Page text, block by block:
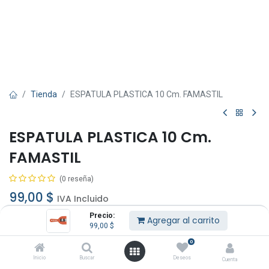
Precio:
99,00 $ Agregar al carrito
Inicio Buscar
0
Deseos Cuenta
Tienda ESPATULA PLASTICA 10 Cm. FAMASTIL
ESPATULA PLASTICA 10 Cm.
FAMASTIL
(0 reseña)
99,00 $ IVA Incluido